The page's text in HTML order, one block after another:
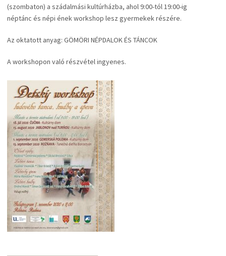
(szombaton) a szádalmási kultúrházba, ahol 9:00-tól 19:00-ig
néptánc és népi ének workshop lesz gyermekek részére.
Az oktatott anyag: GÖMÖRI NÉPDALOK ÉS TÁNCOK
A workshopon való részvétel ingyenes.